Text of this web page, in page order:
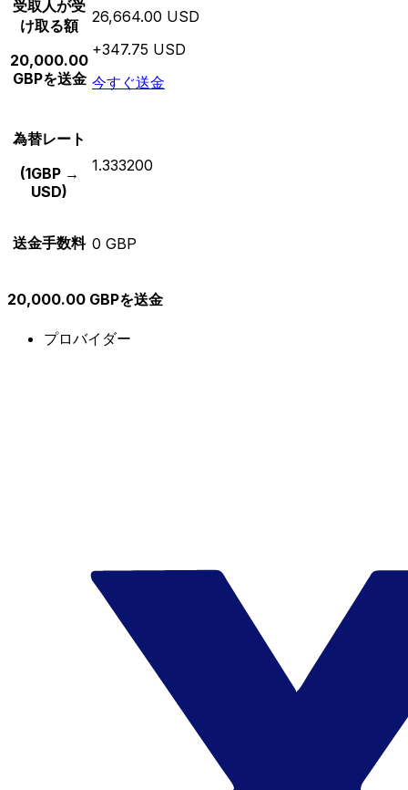
受取人が受
け取る額
20,000.00
GBPを送金
26,664.00 USD
+347.75 USD
今すぐ送金
為替レート
(1GBP →
USD)
1.333200
送金手数料 0 GBP
20,000.00 GBPを送金
プロバイダー